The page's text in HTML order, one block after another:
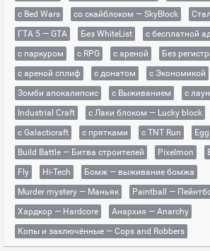
с Bed Wars
со скайблоком — SkyBlock
ГТА 5 — GTA
Без WhiteList
с бесплатной
с паркуром
с RPG с ареной
Без
с ареной сплиф
с донатом с Экономикой
Зомби апокалипсис
с Выживанием с
Industrial Craft
с Лаки блоком — Lucky block
с Galacticraft
с прятками с TNT Run
Build Battle — Битва строителей
Pixelmon
Fly
Hi-Tech
Бомж — выживание бомжа
Murder mystery — Маньяк
Paintball —
Хардкор — Hardcore
Анархия — Anarchy
Копы и заключённые — Cops and Robbers